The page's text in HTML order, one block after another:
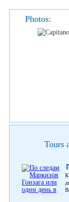
Photos:
Tours
К